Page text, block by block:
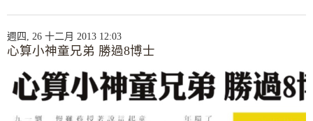
週四, 26 十二月 2013 12:03
心算小神童兄弟 勝過8博士